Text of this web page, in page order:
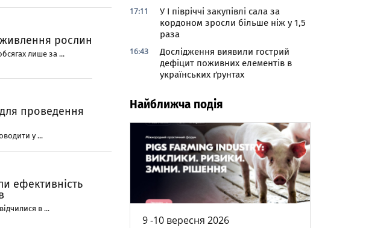
рослин
лише за ...
проведення
у ...
ефективність
в ...
17:11
У І півріччі закупівлі сала за
кордоном зросли більше ніж у 1,5
раза
16:43
Дослідження виявили гострий
дефіцит поживних елементів в
українських ґрунтах
Найближча подія
9 -10 вересня 2026